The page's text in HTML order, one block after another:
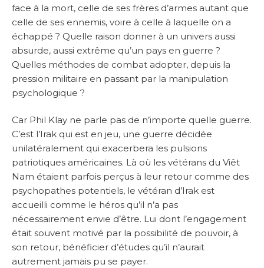
face à la mort, celle de ses frères d’armes autant que
celle de ses ennemis, voire à celle à laquelle on a
échappé ? Quelle raison donner à un univers aussi
absurde, aussi extrême qu’un pays en guerre ?
Quelles méthodes de combat adopter, depuis la
pression militaire en passant par la manipulation
psychologique ?
Car Phil Klay ne parle pas de n’importe quelle guerre.
C’est l’Irak qui est en jeu, une guerre décidée
unilatéralement qui exacerbera les pulsions
patriotiques américaines. Là où les vétérans du Viêt
Nam étaient parfois perçus à leur retour comme des
psychopathes potentiels, le vétéran d’Irak est
accueilli comme le héros qu’il n’a pas
nécessairement envie d’être. Lui dont l’engagement
était souvent motivé par la possibilité de pouvoir, à
son retour, bénéficier d’études qu’il n’aurait
autrement jamais pu se payer.